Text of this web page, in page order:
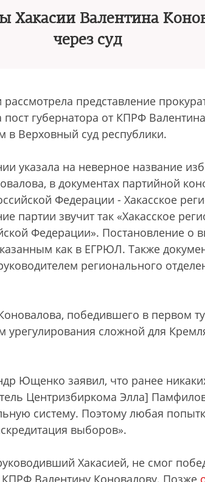
Хакасии Валентина
через суд
представление
пост губернатора от КПРФ
в Верховный суд республики.
указала на неверное название
в документах партийной
Федерации - Хакасское
партии звучит так «Хакасское
Федерации». Постановление о
как в ЕГРЮЛ. Также
регионального
победившего в первом
урегулирования сложной для
Ющенко заявил, что ранее
Центризбиркома Элла]
систему. Поэтому любая
выборов».
Хакасией, не смог
КПРФ Валентину Коновалову. Позже